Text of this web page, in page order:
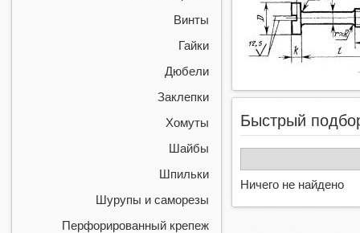
Винты
Гайки
Дюбели
Заклепки
Хомуты
Шайбы
Шпильки
Шурупы и саморезы
Перфорированный крепеж
Быстрый
Ничего не найдено